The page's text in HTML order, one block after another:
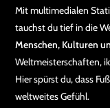
Mit multimedialen
tauchst du tief in die
Menschen, Kulturen
Weltmeisterschaften,
Hier spürst du, dass
weltweites Gefühl.